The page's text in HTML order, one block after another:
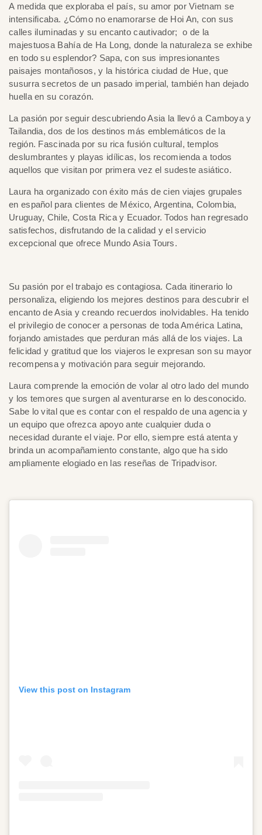
A medida que exploraba el país, su amor por Vietnam se
intensificaba. ¿Cómo no enamorarse de Hoi An, con sus
calles iluminadas y su encanto cautivador; o de la
majestuosa Bahía de Ha Long, donde la naturaleza se exhibe
en todo su esplendor? Sapa, con sus impresionantes
paisajes montañosos, y la histórica ciudad de Hue, que
susurra secretos de un pasado imperial, también han dejado
huella en su corazón.
La pasión por seguir descubriendo Asia la llevó a Camboya y
Tailandia, dos de los destinos más emblemáticos de la
región. Fascinada por su rica fusión cultural, templos
deslumbrantes y playas idílicas, los recomienda a todos
aquellos que visitan por primera vez el sudeste asiático.
Laura ha organizado con éxito más de cien viajes grupales
en español para clientes de México, Argentina, Colombia,
Uruguay, Chile, Costa Rica y Ecuador. Todos han regresado
satisfechos, disfrutando de la calidad y el servicio
excepcional que ofrece Mundo Asia Tours.
Su pasión por el trabajo es contagiosa. Cada itinerario lo
personaliza, eligiendo los mejores destinos para descubrir el
encanto de Asia y creando recuerdos inolvidables. Ha tenido
el privilegio de conocer a personas de toda América Latina,
forjando amistades que perduran más allá de los viajes. La
felicidad y gratitud que los viajeros le expresan son su mayor
recompensa y motivación para seguir mejorando.
Laura comprende la emoción de volar al otro lado del mundo
y los temores que surgen al aventurarse en lo desconocido.
Sabe lo vital que es contar con el respaldo de una agencia y
un equipo que ofrezca apoyo ante cualquier duda o
necesidad durante el viaje. Por ello, siempre está atenta y
brinda un acompañamiento constante, algo que ha sido
ampliamente elogiado en las reseñas de Tripadvisor.
View this post on Instagram